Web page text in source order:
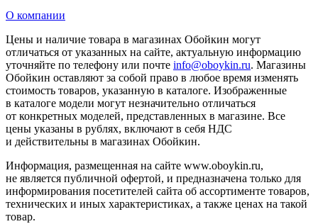
О компании
Цены и наличие товара в магазинах Обойкин могут
отличаться от указанных на сайте, актуальную информацию
уточняйте по телефону или почте info@oboykin.ru. Магазины
Обойкин оставляют за собой право в любое время изменять
стоимость товаров, указанную в каталоге. Изображенные
в каталоге модели могут незначительно отличаться
от конкретных моделей, представленных в магазине. Все
цены указаны в рублях, включают в себя НДС
и действительны в магазинах Обойкин.
Информация, размещенная на сайте www.oboykin.ru,
не является публичной офертой, и предназначена только для
информирования посетителей сайта об ассортименте товаров,
технических и иных характеристиках, а также ценах на такой
товар.